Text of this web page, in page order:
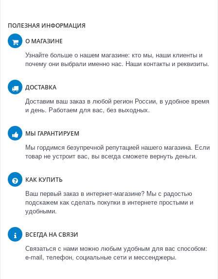
ПОЛЕЗНАЯ ИНФОРМАЦИЯ
О МАГАЗИНЕ
Узнайте больше о нашем магазине: кто мы, наши клиенты и
почему они выбрали именно нас. Наши контакты и реквизиты.
ДОСТАВКА
Доставим ваш заказ в любой регион России, в удобное время
и день. Работаем для вас, без выходных.
МЫ ГАРАНТИРУЕМ
Мы гордимся безупречной репутацией нашего магазина. Если
товар не устроит вас, вы всегда сможете вернуть деньги.
КАК КУПИТЬ
Ваш первый заказ в интернет-магазине? Мы с радостью
подскажем как сделать покупки в интернете простыми и
удобными.
ВСЕГДА НА СВЯЗИ
Связаться с нами можно любым удобным для вас способом:
e-mail, телефон, социальные сети и мессенджеры.